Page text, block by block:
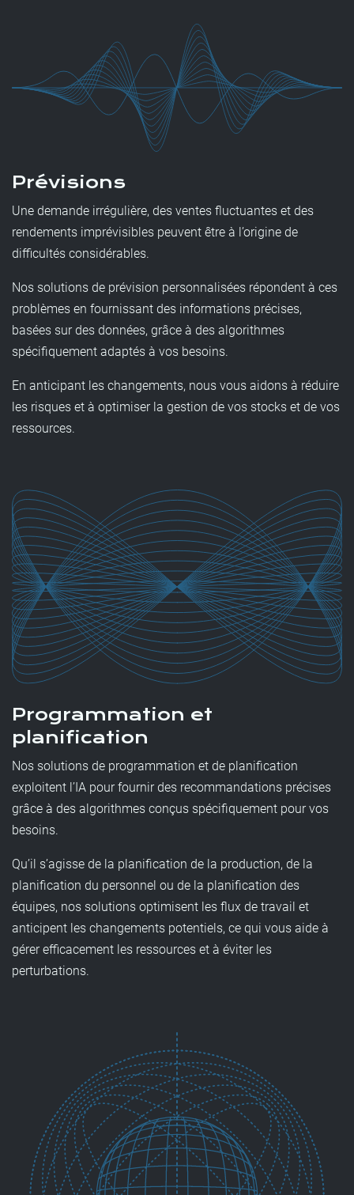
Prévisions
Une demande irrégulière, des ventes fluctuantes et des
rendements imprévisibles peuvent être à l’origine de
difficultés considérables.
Nos solutions de prévision personnalisées répondent à ces
problèmes en fournissant des informations précises,
basées sur des données, grâce à des algorithmes
spécifiquement adaptés à vos besoins.
En anticipant les changements, nous vous aidons à réduire
les risques et à optimiser la gestion de vos stocks et de vos
ressources.
Programmation et
planification
Nos solutions de programmation et de planification
exploitent l’IA pour fournir des recommandations précises
grâce à des algorithmes conçus spécifiquement pour vos
besoins.
Qu’il s’agisse de la planification de la production, de la
planification du personnel ou de la planification des
équipes, nos solutions optimisent les flux de travail et
anticipent les changements potentiels, ce qui vous aide à
gérer efficacement les ressources et à éviter les
perturbations.